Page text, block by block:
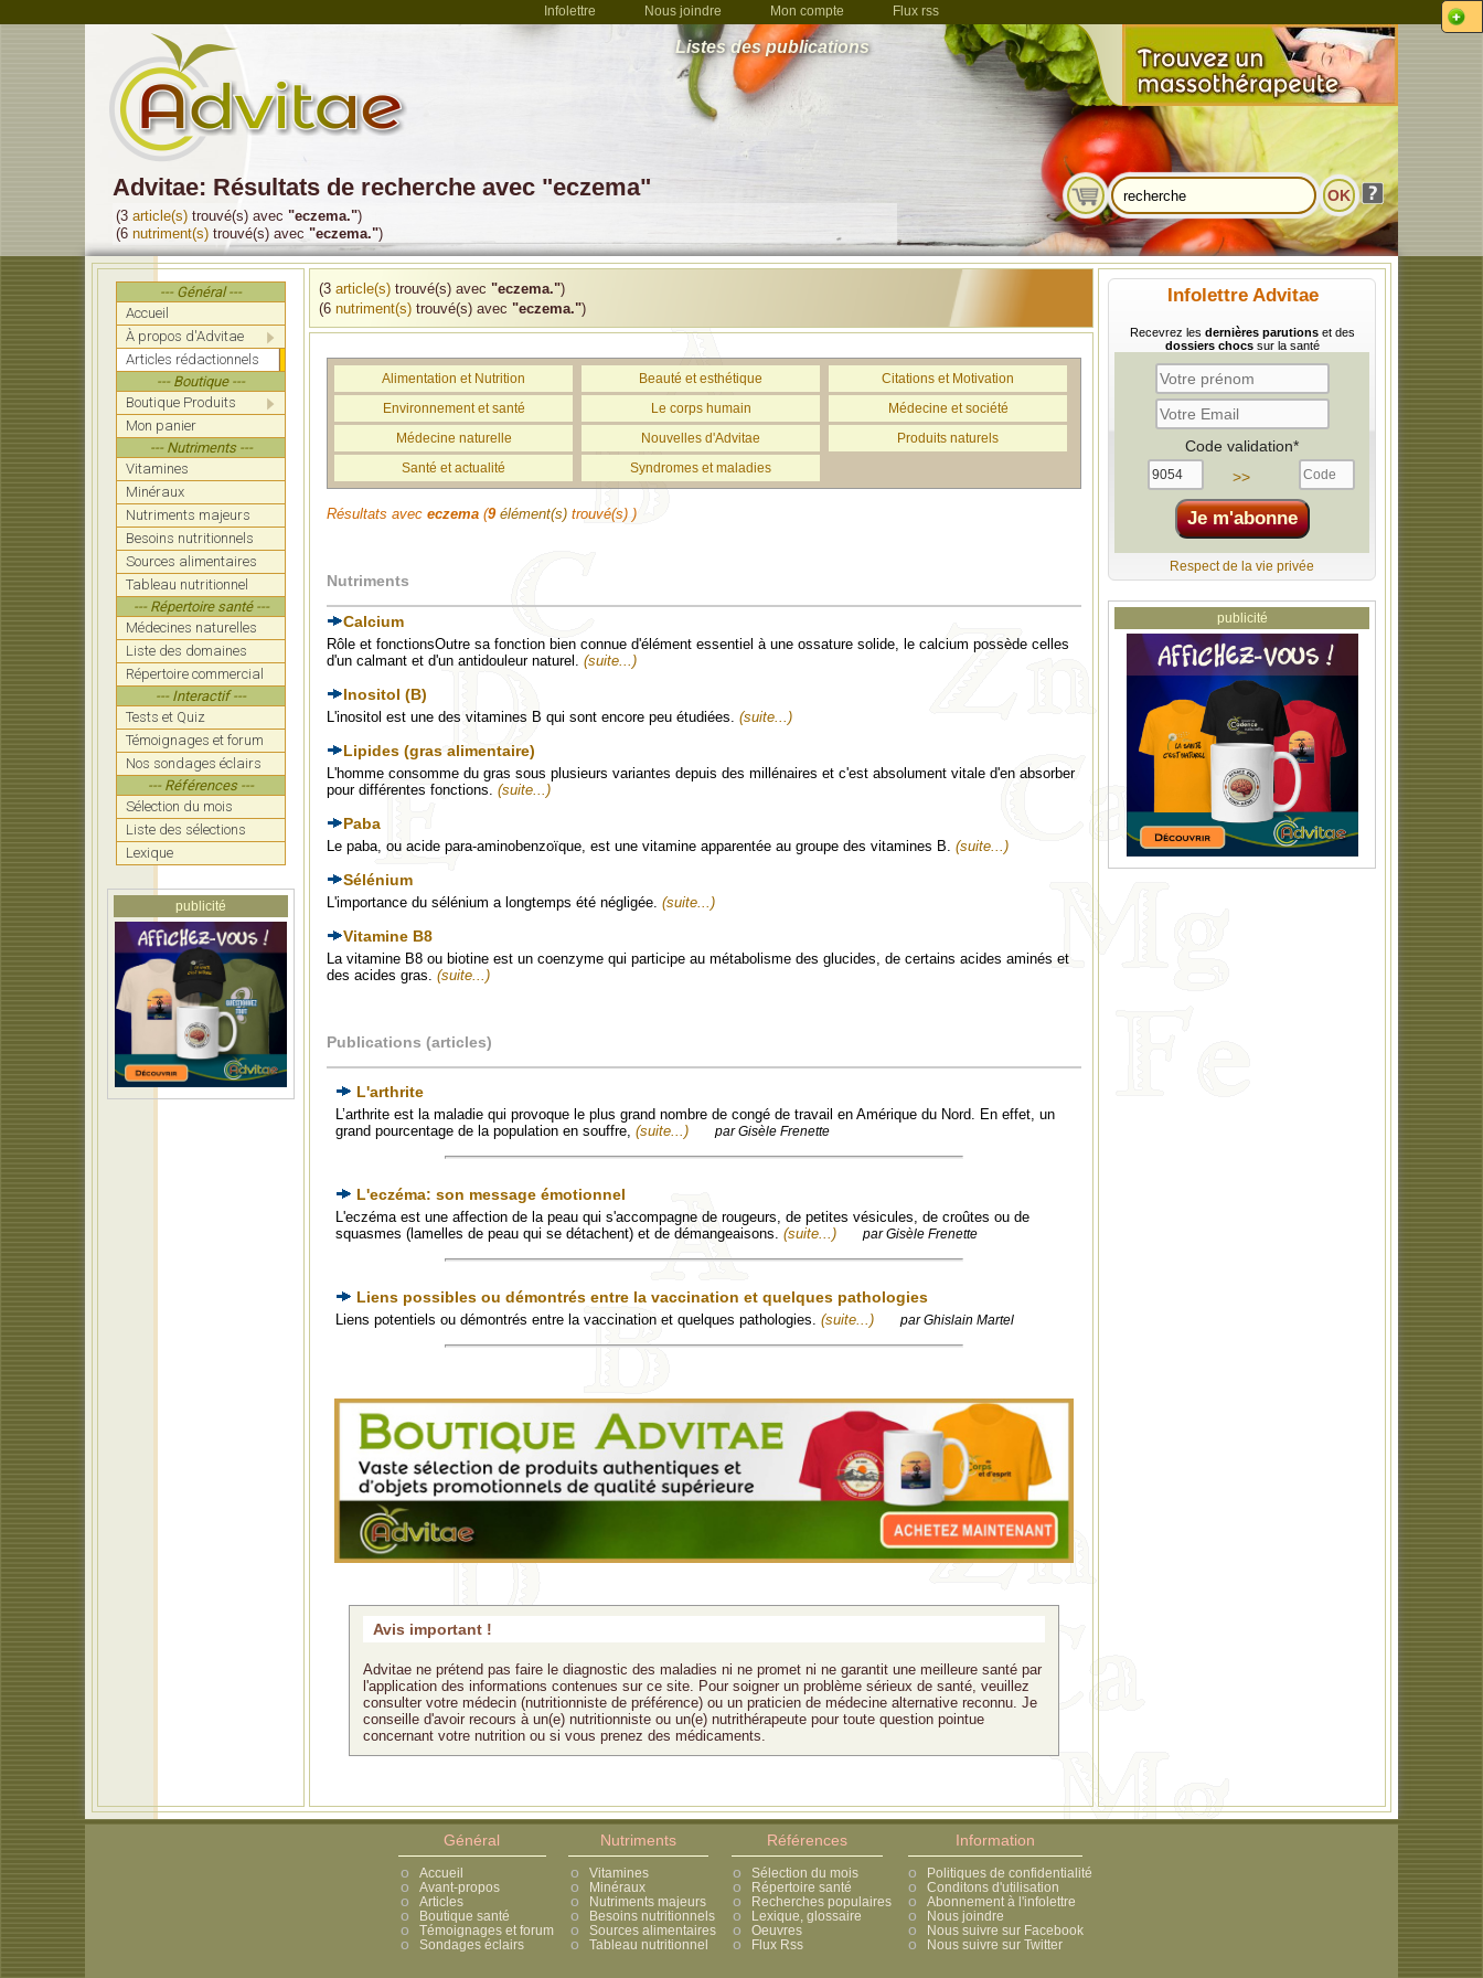
Infolettre Nous joindre Mon compte Flux rss
Listes des publications
Advitae: Résultats de recherche avec "eczema"
(3 article(s) trouvé(s) avec "eczema.")
(6 nutriment(s) trouvé(s) avec "eczema.")
--- Général ---
Accueil
À propos d'Advitae
Articles rédactionnels
--- Boutique ---
Boutique Produits
Mon panier
--- Nutriments ---
Vitamines
Minéraux
Nutriments majeurs
Besoins nutritionnels
Sources alimentaires
Tableau nutritionnel
--- Répertoire santé ---
Médecines naturelles
Liste des domaines
Répertoire commercial
--- Interactif ---
Tests et Quiz
Témoignages et forum
Nos sondages éclairs
--- Références ---
Sélection du mois
Liste des sélections
Lexique
publicité
(3 article(s) trouvé(s) avec "eczema.")
(6 nutriment(s) trouvé(s) avec "eczema.")
Infolettre Advitae
Recevrez les dernières parutionset des
dossiers chocssur la santé
Code validation*
>>
Respect de la vie privée
publicité
Alimentation et Nutrition Beauté et esthétique
Citations et Motivation
Environnement et santé
Le corps humain
Médecine et société
Médecine naturelle
Nouvelles d'Advitae
Produits naturels
Santé et actualité
Syndromes et maladies
Résultats avec eczema (9 élément(s) trouvé(s) )
Nutriments
Calcium
Rôle et fonctionsOutre sa fonction bien connue d'élément essentiel à une ossature solide, le calcium possède celles
d'un calmant et d'un antidouleur naturel. (suite...)
Inositol (B)
L'inositol est une des vitamines B qui sont encore peu étudiées. (suite...)
Lipides (gras alimentaire)
L'homme consomme du gras sous plusieurs variantes depuis des millénaires et c'est absolument vitale d'en absorber
pour différentes fonctions. (suite...)
Paba
Le paba, ou acide para-aminobenzoïque, est une vitamine apparentée au groupe des vitamines B. (suite...)
Sélénium
L'importance du sélénium a longtemps été négligée. (suite...)
Vitamine B8
La vitamine B8 ou biotine est un coenzyme qui participe au métabolisme des glucides, de certains acides aminés et
des acides gras. (suite...)
Publications (articles)
L'arthrite
L’arthrite est la maladie qui provoque le plus grand nombre de congé de travail en Amérique du Nord. En effet, un
grand pourcentage de la population en souffre, (suite...) par Gisèle Frenette
L'eczéma: son message émotionnel
L'eczéma est une affection de la peau qui s'accompagne de rougeurs, de petites vésicules, de croûtes ou de
squasmes (lamelles de peau qui se détachent) et de démangeaisons. (suite...) par Gisèle Frenette
Liens possibles ou démontrés entre la vaccination et quelques pathologies
Liens potentiels ou démontrés entre la vaccination et quelques pathologies. (suite...) par Ghislain Martel
Avis important !
Advitae ne prétend pas faire le diagnostic des maladies ni ne promet ni ne garantit une meilleure santé par
l'application des informations contenues sur ce site. Pour soigner un problème sérieux de santé, veuillez
consulter votre médecin (nutritionniste de préférence) ou un praticien de médecine alternative reconnu. Je
conseille d'avoir recours à un(e) nutritionniste ou un(e) nutrithérapeute pour toute question pointue
concernant votre nutrition ou si vous prenez des médicaments.
Général
Accueil
Avant-propos
Articles
Boutique santé
Témoignages et forum
Sondages éclairs
Nutriments
Vitamines
Minéraux
Nutriments majeurs
Besoins nutritionnels
Sources alimentaires
Tableau nutritionnel
Références
Sélection du mois
Répertoire santé
Recherches populaires
Lexique, glossaire
Oeuvres
Flux Rss
Information
Politiques de confidentialité
Conditons d'utilisation
Abonnement à l'infolettre
Nous joindre
Nous suivre sur Facebook
Nous suivre sur Twitter